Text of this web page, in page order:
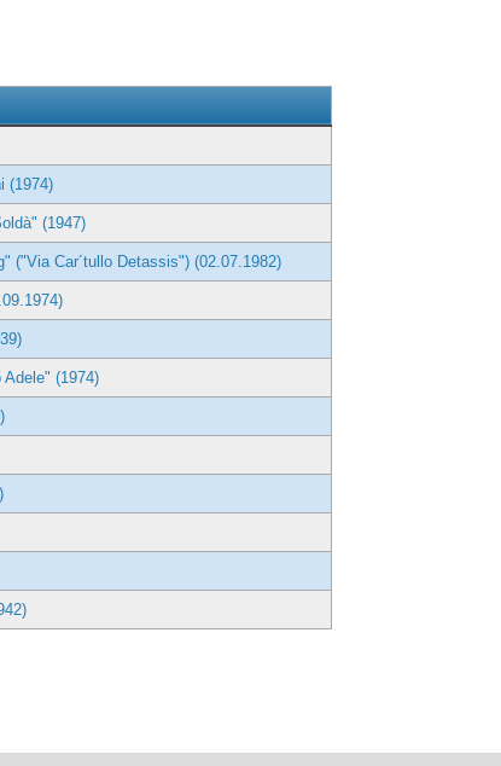
(1974)
(1947)
("Via Car´tullo Detassis") (02.07.1982)
(1974)